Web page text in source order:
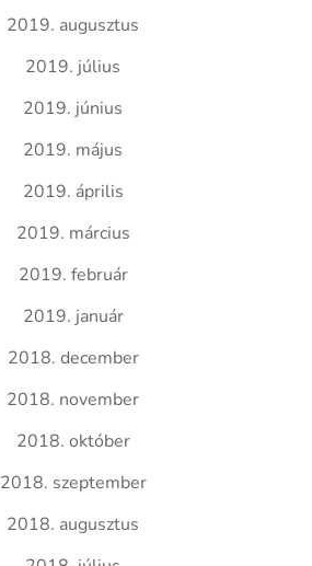
2019. augusztus
2019. július
2019. június
2019. május
2019. április
2019. március
2019. február
2019. január
2018. december
2018. november
2018. október
2018. szeptember
2018. augusztus